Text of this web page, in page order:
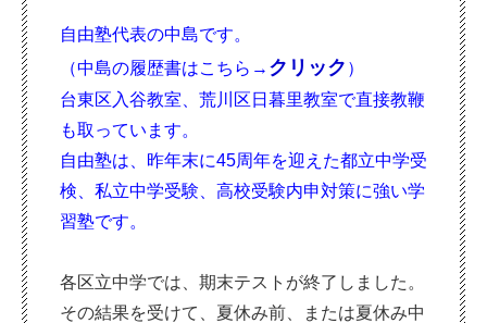
自由塾代表の中島です。
（中島の履歴書はこちら→ クリック ）
台東区入谷教室、荒川区日暮里教室で直接教鞭
も取っています。
自由塾は、昨年末に45周年を迎えた都立中学受
検、私立中学受験、高校受験内申対策に強い学
習塾です。
各区立中学では、期末テストが終了しました。
その結果を受けて、夏休み前、または夏休み中